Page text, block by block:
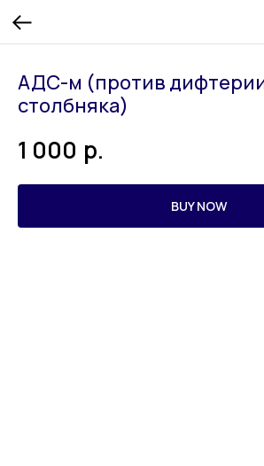
АДС-м (против
столбняка)
1 000 р.
BUY NOW